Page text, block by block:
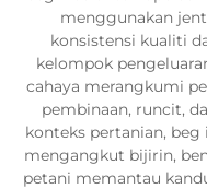
menggunakan
konsistensi kualiti
kelompok
cahaya merangkumi
pembinaan, runcit,
konteks pertanian,
mengangkut bijirin,
petani memantau